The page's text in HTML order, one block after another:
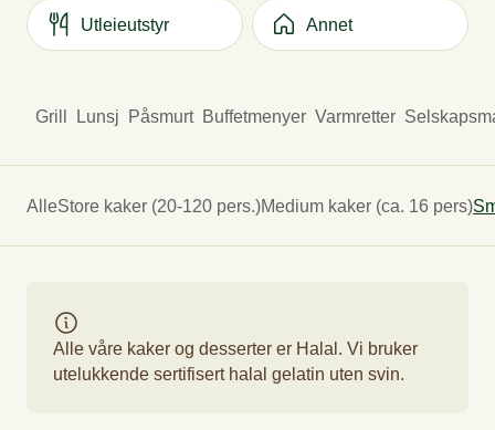
Utleieutstyr Annet
Grill Lunsj Påsmurt Buffetmenyer Varmretter
AlleStore kaker (20-120 pers.)Medium kaker (ca. 16 pers)
Alle våre kaker og desserter er Halal. Vi bruker
utelukkende sertifisert halal gelatin uten svin.